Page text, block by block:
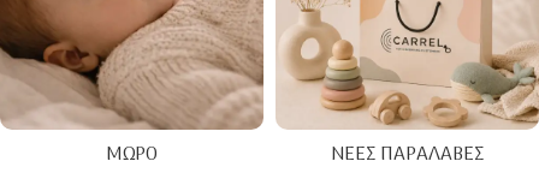
ΜΩΡΌ ΝΈΕΣ ΠΑΡΑΛΑΒΈΣ